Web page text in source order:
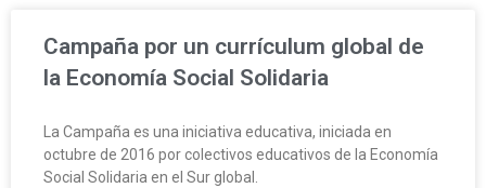
Campaña por un currículum global de
la Economía Social Solidaria
La Campaña es una iniciativa educativa, iniciada en
octubre de 2016 por colectivos educativos de la Economía
Social Solidaria en el Sur global.